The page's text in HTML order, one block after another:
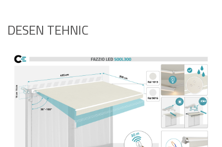
DESEN TEHNIC